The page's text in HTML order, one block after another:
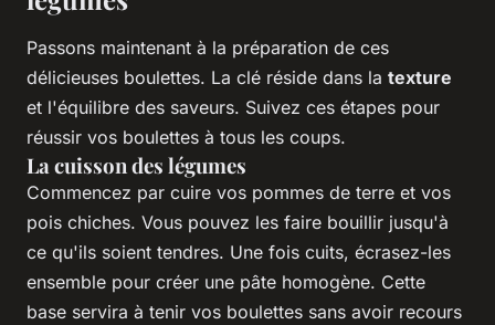
Passons maintenant à la préparation de ces
délicieuses boulettes. La clé réside dans la texture
et l'équilibre des saveurs. Suivez ces étapes pour
réussir vos boulettes à tous les coups.
La cuisson des légumes
Commencez par cuire vos pommes de terre et vos
pois chiches. Vous pouvez les faire bouillir jusqu'à
ce qu'ils soient tendres. Une fois cuits, écrasez-les
ensemble pour créer une pâte homogène. Cette
base servira à tenir vos boulettes sans avoir recours